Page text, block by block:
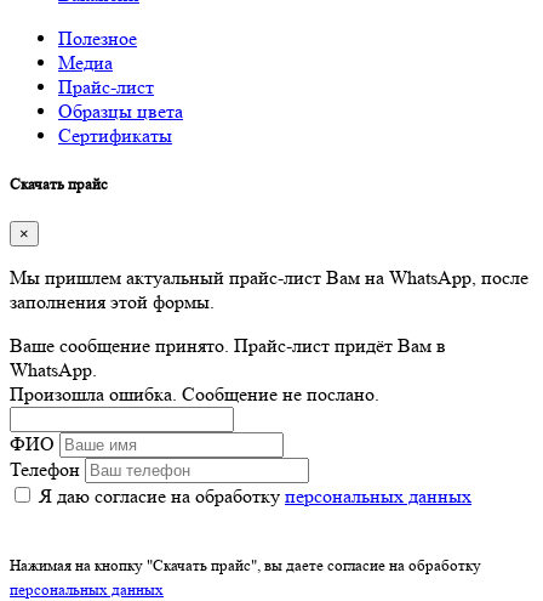
Полезное
Медиа
Прайс-лист
Образцы цвета
Сертификаты
Скачать прайс
×
Мы пришлем актуальный прайс-лист Вам на WhatsApp, после
заполнения этой формы.
Ваше сообщение принято. Прайс-лист придёт Вам в
WhatsApp.
Произошла ошибка. Сообщение не послано.
ФИО
Телефон
Я даю согласие на обработку персональных данных
Нажимая на кнопку "Скачать прайс", вы даете согласие на обработку
персональных данных